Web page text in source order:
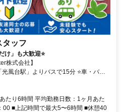
タッフ
け」も大歓迎⭐
株式会社】
風台駅」よりバスで15分 ⭐車・バイ
支給】
たり6時間 平均勤務日数：1ヶ月あた
00 ■上記時間で最大5〜6時間 ■休憩40